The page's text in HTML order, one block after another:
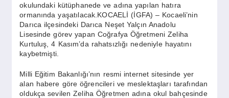
SPOR
YAŞAM
okulundaki kütüphanede ve adına yapılan hatıra
ormanında yaşatılacak.KOCAELİ (İGFA) – Kocaeli’nin
Darıca ilçesindeki Darıca Neşet Yalçın Anadolu
Lisesinde görev yapan Coğrafya Öğretmeni Zeliha
Kurtuluş, 4 Kasım’da rahatsızlığı nedeniyle hayatını
kaybetmişti.
Milli Eğitim Bakanlığı’nın resmi internet sitesinde yer
alan habere göre öğrencileri ve meslektaşları tarafından
oldukça sevilen Zeliha Öğretmen adına okul bahçesinde